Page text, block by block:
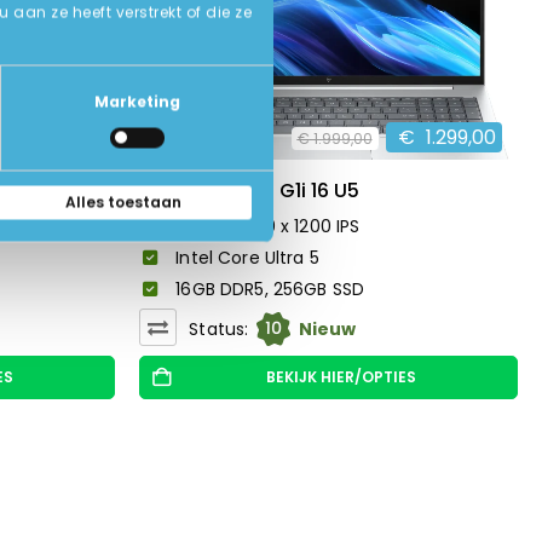
aan ze heeft verstrekt of die ze
Marketing
Alles toestaan
€1.999,00 € 1.299,00
HP EliteBook 8 G1i 16 U5
16 inch 1920 x 1200 IPS
Intel Core Ultra 5
16GB DDR5, 256GB SSD
Status:
10 Nieuw
BEKIJK HIER/OPTIES